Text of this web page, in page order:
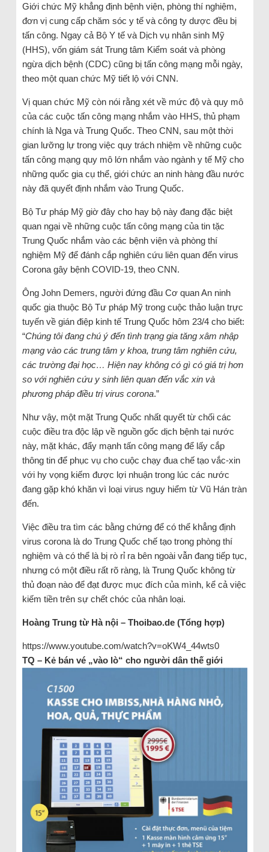
Giới chức Mỹ khẳng định bệnh viện, phòng thí nghiệm,
đơn vị cung cấp chăm sóc y tế và công ty dược đều bị
tấn công. Ngay cả Bộ Y tế và Dịch vụ nhân sinh Mỹ
(HHS), vốn giám sát Trung tâm Kiểm soát và phòng
ngừa dịch bệnh (CDC) cũng bị tấn công mạng mỗi ngày,
theo một quan chức Mỹ tiết lộ với CNN.
Vị quan chức Mỹ còn nói rằng xét về mức độ và quy mô
của các cuộc tấn công mạng nhắm vào HHS, thủ phạm
chính là Nga và Trung Quốc. Theo CNN, sau một thời
gian lưỡng lự trong việc quy trách nhiệm về những cuộc
tấn công mạng quy mô lớn nhắm vào ngành y tế Mỹ cho
những quốc gia cụ thể, giới chức an ninh hàng đầu nước
này đã quyết định nhắm vào Trung Quốc.
Bộ Tư pháp Mỹ giờ đây cho hay bộ này đang đặc biệt
quan ngại về những cuộc tấn công mạng của tin tặc
Trung Quốc nhắm vào các bệnh viện và phòng thí
nghiệm Mỹ để đánh cắp nghiên cứu liên quan đến virus
Corona gây bệnh COVID-19, theo CNN.
Ông John Demers, người đứng đầu Cơ quan An ninh
quốc gia thuộc Bộ Tư pháp Mỹ trong cuộc thảo luận trực
tuyến về gián điệp kinh tế Trung Quốc hôm 23/4 cho biết:
“Chúng tôi đang chú ý đến tình trạng gia tăng xâm nhập
mạng vào các trung tâm y khoa, trung tâm nghiên cứu,
các trường đại học… Hiện nay không có gì có giá trị hơn
so với nghiên cứu y sinh liên quan đến vắc xin và
phương pháp điều trị virus corona.”
Như vậy, một mặt Trung Quốc nhất quyết từ chối các
cuộc điều tra độc lập về nguồn gốc dịch bệnh tại nước
này, mặt khác, đẩy mạnh tấn công mạng để lấy cắp
thông tin để phục vụ cho cuộc chạy đua chế tạo vắc-xin
với hy vọng kiếm được lợi nhuận trong lúc các nước
đang gặp khó khăn vì loại virus nguy hiểm từ Vũ Hán tràn
đến.
Việc điều tra tìm các bằng chứng để có thể khẳng định
virus corona là do Trung Quốc chế tạo trong phòng thí
nghiệm và có thể là bị rò rỉ ra bên ngoài vẫn đang tiếp tục,
nhưng có một điều rất rõ ràng, là Trung Quốc không từ
thủ đoạn nào để đạt được mục đích của mình, kể cả việc
kiếm tiền trên sự chết chóc của nhân loại.
Hoàng Trung từ Hà nội – Thoibao.de (Tổng hợp)
https://www.youtube.com/watch?v=oKW4_44wts0
TQ – Kẻ bán vé „vào lò“ cho người dân thế giới